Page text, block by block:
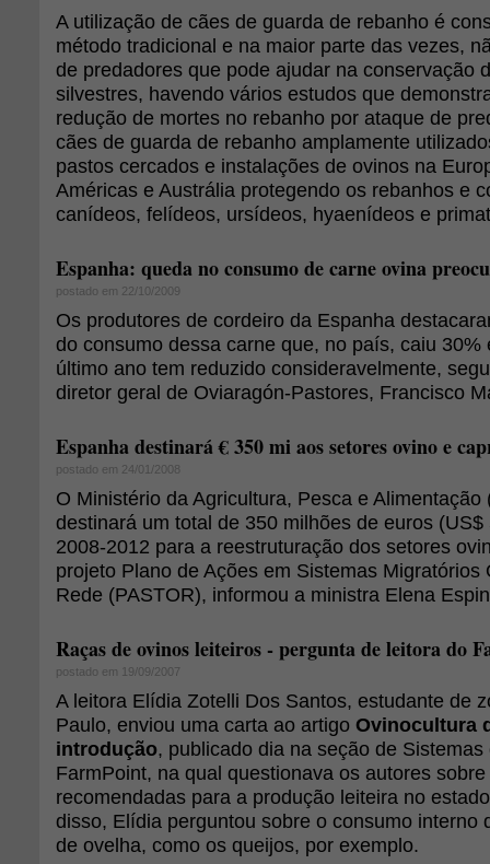
A utilização de cães de guarda de rebanho é
método tradicional e na maior parte das vezes,
de predadores que pode ajudar na conservação
silvestres, havendo vários estudos que
redução de mortes no rebanho por ataque de
cães de guarda de rebanho amplamente
pastos cercados e instalações de ovinos na
Américas e Austrália protegendo os rebanhos e
canídeos, felídeos, ursídeos, hyaenídeos e
Espanha: queda no consumo de carne ovina
postado em 22/10/2009
Os produtores de cordeiro da Espanha
do consumo dessa carne que, no país, caiu 30%
último ano tem reduzido consideravelmente,
diretor geral de Oviaragón-Pastores, Francisco
Espanha destinará € 350 mi aos setores ovino e
postado em 24/01/2008
O Ministério da Agricultura, Pesca e Alimentação
destinará um total de 350 milhões de euros
2008-2012 para a reestruturação dos setores
projeto Plano de Ações em Sistemas Migratórios
Rede (PASTOR), informou a ministra Elena
Raças de ovinos leiteiros - pergunta de leitora do
postado em 19/09/2007
A leitora Elídia Zotelli Dos Santos, estudante de
Paulo, enviou uma carta ao artigo Ovinocultura
introdução, publicado dia na seção de
FarmPoint, na qual questionava os autores
recomendadas para a produção leiteira no
disso, Elídia perguntou sobre o consumo interno
de ovelha, como os queijos, por exemplo.